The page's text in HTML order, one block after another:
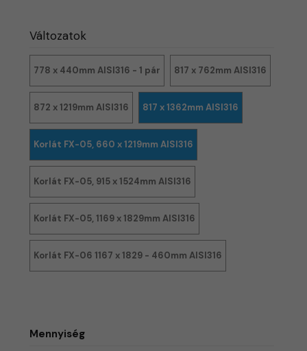
Változatok
778 x 440mm AISI316 - 1 pár 817 x 762mm AISI316
872 x 1219mm AISI316 817 x 1362mm AISI316
Korlát FX-05, 660 x 1219mm AISI316
Korlát FX-05, 915 x 1524mm AISI316
Korlát FX-05, 1169 x 1829mm AISI316
Korlát FX-06 1167 x 1829 - 460mm AISI316
Mennyiség